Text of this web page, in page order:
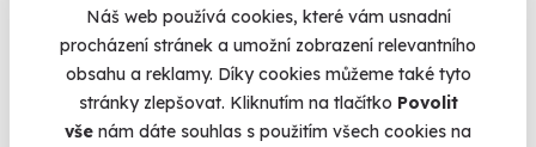
Náš web používá cookies, které vám usnadní
procházení stránek a umožní zobrazení relevantního
obsahu a reklamy. Díky cookies můžeme také tyto
stránky zlepšovat. Kliknutím na tlačítko Povolit
vše nám dáte souhlas s použitím všech cookies na